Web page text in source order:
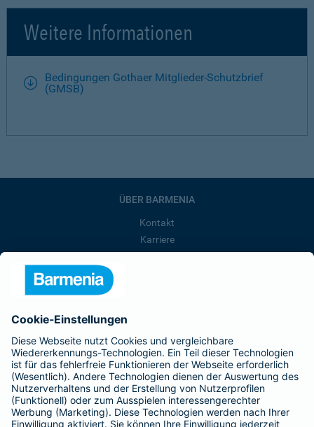
Weitere Informationen
Bedingungen Gothaer Mitglieder-Schutzbrief
(GMSB)
ÜBER BARMENIA
Kontakt
Karriere
Barmenia ist Teil der BarmeniaGothaer
BELIEBTE SEITEN
Kranken-Zusatzversicherung
Tierversicherungen
Haftpflichtversicherung